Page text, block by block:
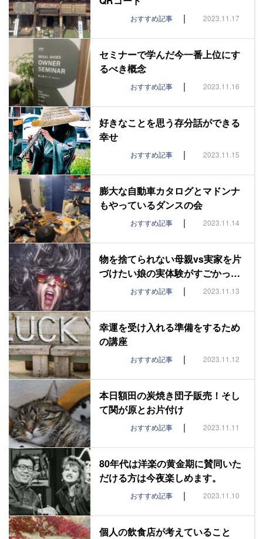
おすすめ記事 | 2023.11.17
セミナーで学んだ今一番上位にす
るべき概念
おすすめ記事 | 2023.11.16
好きなことを思う存分話ができる
幸せ
おすすめ記事 | 2023.11.15
膨大な自動車カタログとマドンナ
もやっているダンスの会
おすすめ記事 | 2023.11.14
物を捨てられない母親vs実家を片
づけたい娘の実体験がすごかっ…
おすすめ記事 | 2023.11.13
幸運を受け入れる準備をするため
の講座
おすすめ記事 | 2023.11.12
本日額田の炭焼き団子販売！そし
て関が原とお片付け
おすすめ記事 | 2023.11.11
80年代は洋楽の黄金期に賛同いた
だける方は今夜楽しめます。
おすすめ記事 | 2023.11.10
個人の飲食店が考えていること